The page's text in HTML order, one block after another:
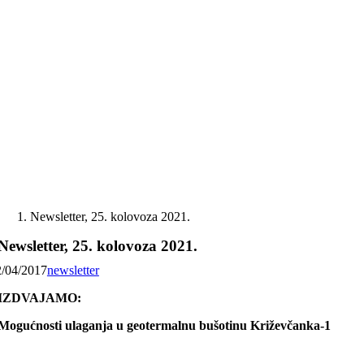
Newsletter, 25. kolovoza 2021.
25. kolovoza 2021.
04/2017newsletter
ulaganja u geotermalnu bušotinu Križevčanka-1